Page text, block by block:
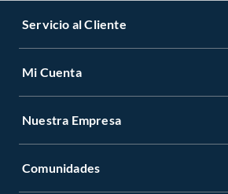
Servicio al Cliente
Mi Cuenta
Nuestra Empresa
Comunidades